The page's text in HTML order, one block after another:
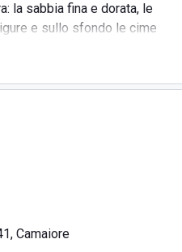
la sabbia fina e dorata, le
e sullo sfondo le cime
raccolta, offre ai suoi
:
Camaiore